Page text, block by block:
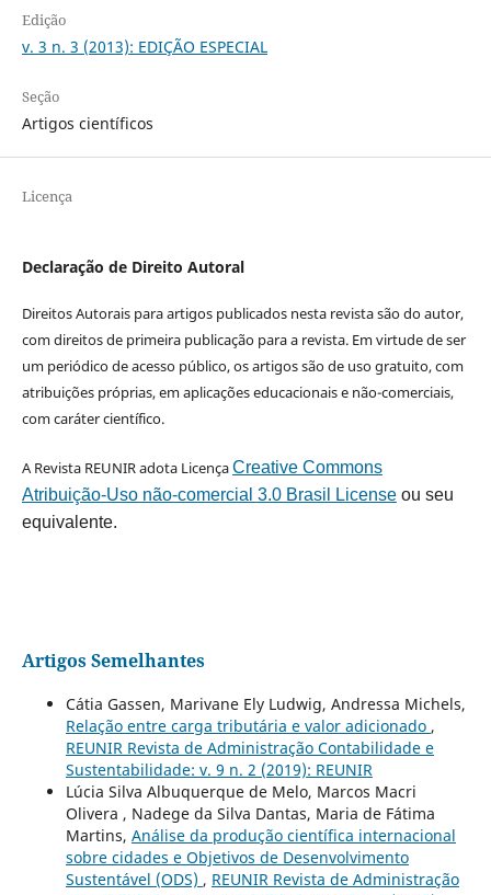
Edição
v. 3 n. 3 (2013): EDIÇÃO ESPECIAL
Seção
Artigos científicos
Licença
Declaração de Direito Autoral
Direitos Autorais para artigos publicados nesta revista são do autor,
com direitos de primeira publicação para a revista. Em virtude de ser
um periódico de acesso público, os artigos são de uso gratuito, com
atribuições próprias, em aplicações educacionais e não-comerciais,
com caráter científico.
A Revista REUNIR adota LicençaCreative Commons
Atribuição-Uso não-comercial 3.0 Brasil Licenseou seu
equivalente.
Artigos Semelhantes
Cátia Gassen, Marivane Ely Ludwig, Andressa Michels,
Relação entre carga tributária e valor adicionado ,
REUNIR Revista de Administração Contabilidade e
Sustentabilidade: v. 9 n. 2 (2019): REUNIR
Lúcia Silva Albuquerque de Melo, Marcos Macri
Olivera , Nadege da Silva Dantas, Maria de Fátima
Martins, Análise da produção científica internacional
sobre cidades e Objetivos de Desenvolvimento
Sustentável (ODS) , REUNIR Revista de Administração